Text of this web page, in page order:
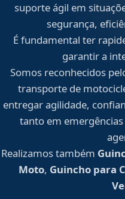
suporte ágil em
segurança,
É fundamental ter
garantir a
Somos reconhecidos
transporte de
entregar agilidade,
tanto em
Realizamos também
Moto, Guincho para